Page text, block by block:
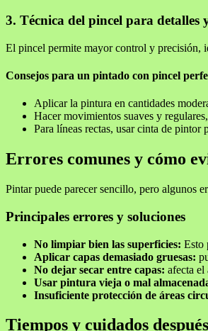
3. Técnica del pincel para detalles
El pincel permite mayor control y precisión,
Consejos para un pintado con pincel
Aplicar la pintura en cantidades
Hacer movimientos suaves y
Para líneas rectas, usar cinta de pintor
Errores comunes y cómo
Pintar puede parecer sencillo, pero algunos
Principales errores y soluciones
No limpiar bien las superficies: Esto
Aplicar capas demasiado gruesas:
No dejar secar entre capas: afecta el
Usar pintura vieja o mal
Insuficiente protección de áreas
Tiempos y cuidados